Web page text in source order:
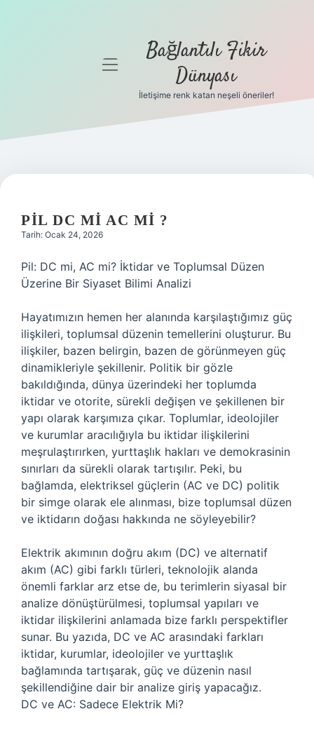
Gizlilik
Hakkımızda
menüyü
Bağlantılı Fikir
Dünyası
İletişime renk katan neşeli öneriler!
PIL DC MI AC MI ?
Tarih: Ocak 24, 2026
Pil: DC mi, AC mi? İktidar ve Toplumsal Düzen
Üzerine Bir Siyaset Bilimi Analizi
Hayatımızın hemen her alanında karşılaştığımız güç
ilişkileri, toplumsal düzenin temellerini oluşturur. Bu
ilişkiler, bazen belirgin, bazen de görünmeyen güç
dinamikleriyle şekillenir. Politik bir gözle
bakıldığında, dünya üzerindeki her toplumda
iktidar ve otorite, sürekli değişen ve şekillenen bir
yapı olarak karşımıza çıkar. Toplumlar, ideolojiler
ve kurumlar aracılığıyla bu iktidar ilişkilerini
meşrulaştırırken, yurttaşlık hakları ve demokrasinin
sınırları da sürekli olarak tartışılır. Peki, bu
bağlamda, elektriksel güçlerin (AC ve DC) politik
bir simge olarak ele alınması, bize toplumsal düzen
ve iktidarın doğası hakkında ne söyleyebilir?
Elektrik akımının doğru akım (DC) ve alternatif
akım (AC) gibi farklı türleri, teknolojik alanda
önemli farklar arz etse de, bu terimlerin siyasal bir
analize dönüştürülmesi, toplumsal yapıları ve
iktidar ilişkilerini anlamada bize farklı perspektifler
sunar. Bu yazıda, DC ve AC arasındaki farkları
iktidar, kurumlar, ideolojiler ve yurttaşlık
bağlamında tartışarak, güç ve düzenin nasıl
şekillendiğine dair bir analize giriş yapacağız.
DC ve AC: Sadece Elektrik Mi?